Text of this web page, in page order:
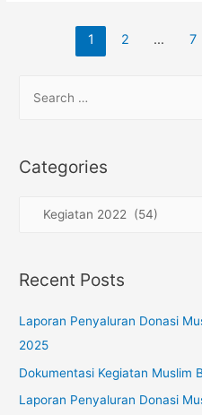
1 2 … 7
r
r
Categories
e
o
r
i
e
Recent Posts
Laporan Penyaluran Donasi
2025
Dokumentasi Kegiatan Muslim
Laporan Penyaluran Donasi